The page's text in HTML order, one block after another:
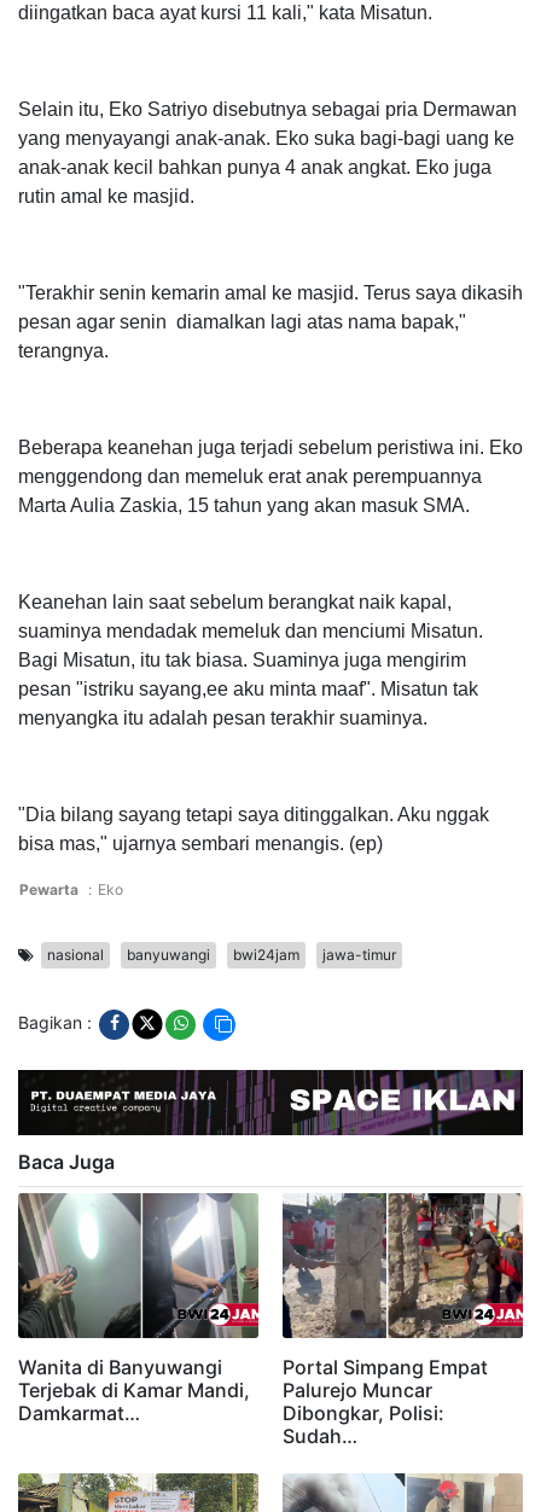
diingatkan baca ayat kursi 11 kali," kata Misatun.
Selain itu, Eko Satriyo disebutnya sebagai pria Dermawan
yang menyayangi anak-anak. Eko suka bagi-bagi uang ke
anak-anak kecil bahkan punya 4 anak angkat. Eko juga
rutin amal ke masjid.
"Terakhir senin kemarin amal ke masjid. Terus saya dikasih
pesan agar senin diamalkan lagi atas nama bapak,"
terangnya.
Beberapa keanehan juga terjadi sebelum peristiwa ini. Eko
menggendong dan memeluk erat anak perempuannya
Marta Aulia Zaskia, 15 tahun yang akan masuk SMA.
Keanehan lain saat sebelum berangkat naik kapal,
suaminya mendadak memeluk dan menciumi Misatun.
Bagi Misatun, itu tak biasa. Suaminya juga mengirim
pesan "istriku sayang,ee aku minta maaf". Misatun tak
menyangka itu adalah pesan terakhir suaminya.
"Dia bilang sayang tetapi saya ditinggalkan. Aku nggak
bisa mas," ujarnya sembari menangis. (ep)
Pewarta : Eko
nasional banyuwangi bwi24jam jawa-timur
Bagikan :
Baca Juga
Wanita di Banyuwangi
Terjebak di Kamar Mandi,
Damkarmat…
Portal Simpang Empat
Palurejo Muncar
Dibongkar, Polisi:
Sudah…